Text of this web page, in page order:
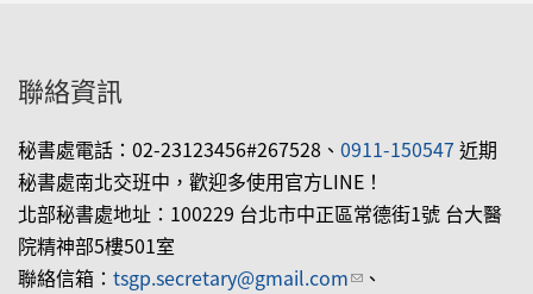
聯絡資訊
秘書處電話：02-23123456#267528、 0911-150547近期
秘書處南北交班中，歡迎多使用官方LINE！
北部秘書處地址：100229 台北市中正區常德街1號 台大醫
院精神部5樓501室
聯絡信箱： tsgp.secretary@gmail.com(link sends e-mail)
、